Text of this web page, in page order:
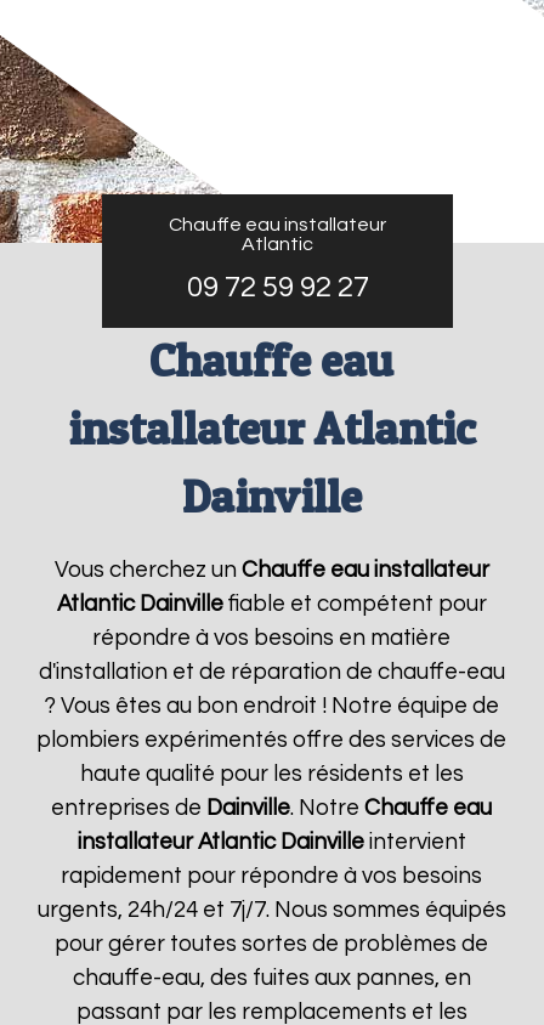
Chauffe eau installateur
Atlantic
09 72 59 92 27
Chauffe eau
installateur Atlantic
Dainville
Vous cherchez un Chauffe eau installateur
Atlantic Dainvillefiable et compétent pour
répondre à vos besoins en matière
d'installation et de réparation de chauffe-eau
? Vous êtes au bon endroit ! Notre équipe de
plombiers expérimentés offre des services de
haute qualité pour les résidents et les
entreprises de Dainville. NotreChauffe eau
installateur Atlantic Dainvilleintervient
rapidement pour répondre à vos besoins
urgents, 24h/24 et 7j/7. Nous sommes équipés
pour gérer toutes sortes de problèmes de
chauffe-eau, des fuites aux pannes, en
passant par les remplacements et les